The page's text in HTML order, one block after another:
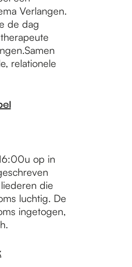
Verlangen.
de dag
relationele
op in
die
luchtig. De
ingetogen,